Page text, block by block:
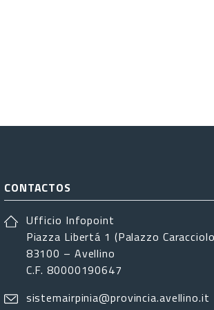
CONTACTOS
Ufficio Infopoint
Piazza Libertá 1 (Palazzo
83100 – Avellino
C.F. 80000190647
sistemairpinia@provincia.avellino.it